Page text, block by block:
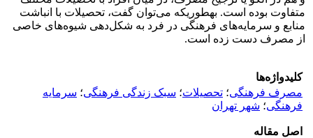
متفاوت بوده است. به­طوری­که می‌توان گفت، تحصیلات با انباشت
منابع و سرمایه‌های فرهنگی در فرد به شکل‌دهی شیوه‌های خاصی
از مصرف دست زده است.
کلیدواژه‌ها
مصرف فرهنگی؛ تحصیلات؛ سبک زندگی فرهنگی؛ سرمایه
فرهنگی؛ شهر تهران
اصل مقاله